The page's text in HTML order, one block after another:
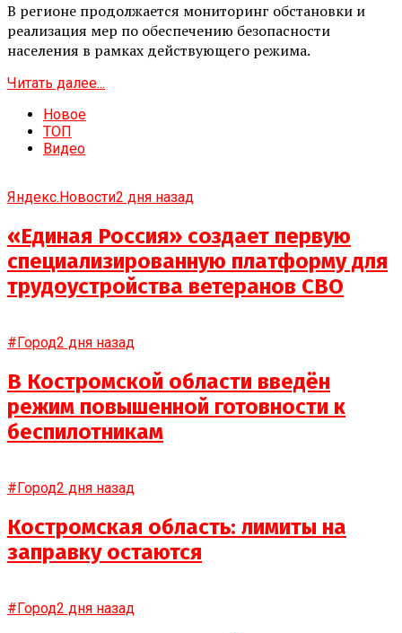
В регионе продолжается мониторинг обстановки и
реализация мер по обеспечению безопасности
населения в рамках действующего режима.
Читать далее...
Новое
ТОП
Видео
Яндекс.Новости2 дня назад
«Единая Россия» создает первую
специализированную платформу для
трудоустройства ветеранов СВО
#Город2 дня назад
В Костромской области введён
режим повышенной готовности к
беспилотникам
#Город2 дня назад
Костромская область: лимиты на
заправку остаются
#Город2 дня назад